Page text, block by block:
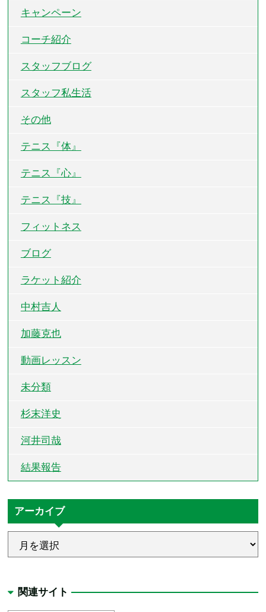
キャンペーン
コーチ紹介
スタッフブログ
スタッフ私生活
その他
テニス『体』
テニス『心』
テニス『技』
フィットネス
ブログ
ラケット紹介
中村吉人
加藤克也
動画レッスン
未分類
杉末洋史
河井司哉
結果報告
アーカイブ
関連サイト